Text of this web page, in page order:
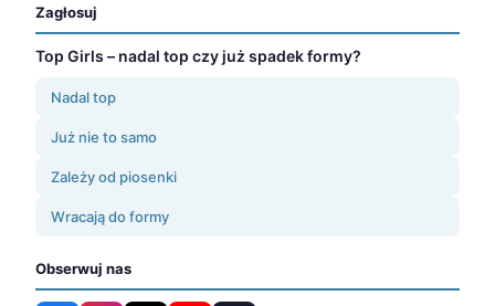
Zagłosuj
Top Girls – nadal top czy już spadek formy?
Nadal top
Już nie to samo
Zależy od piosenki
Wracają do formy
Obserwuj nas